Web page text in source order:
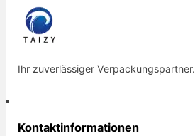
Ihr zuverlässiger Verpackungspartner.
Kontaktinformationen